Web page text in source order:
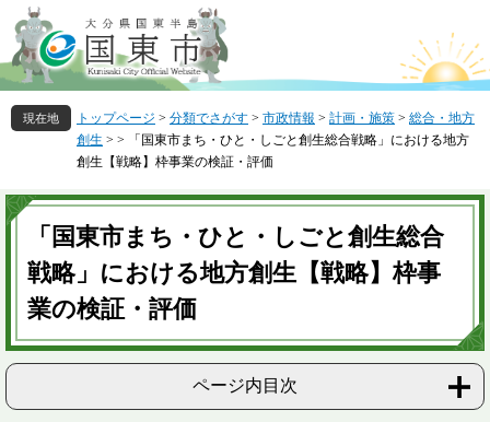
ー
ジ
の
先
頭
。
ニ
ュ
ー
を
飛
て
本
トップページ > 分類でさがす > 市政情報 > 計画・施策 > 総合・地方
創生 > >
「国東市まち・ひと・しごと創生総合戦略」における地方
創生【戦略】枠事業の検証・評価
本
文
「国東市まち・ひと・しごと創生総合
戦略」における地方創生【戦略】枠事
業の検証・評価
ページ内目次